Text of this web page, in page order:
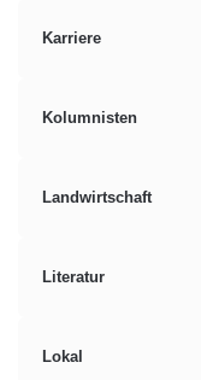
Karriere
Kolumnisten
Landwirtschaft
Literatur
Lokal